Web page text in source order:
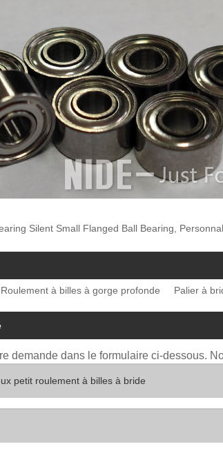
Silent Small Flanged Ball Bearing,
Roulement à billes à gorge profonde Palier à
demande dans le formulaire ci-dessous.